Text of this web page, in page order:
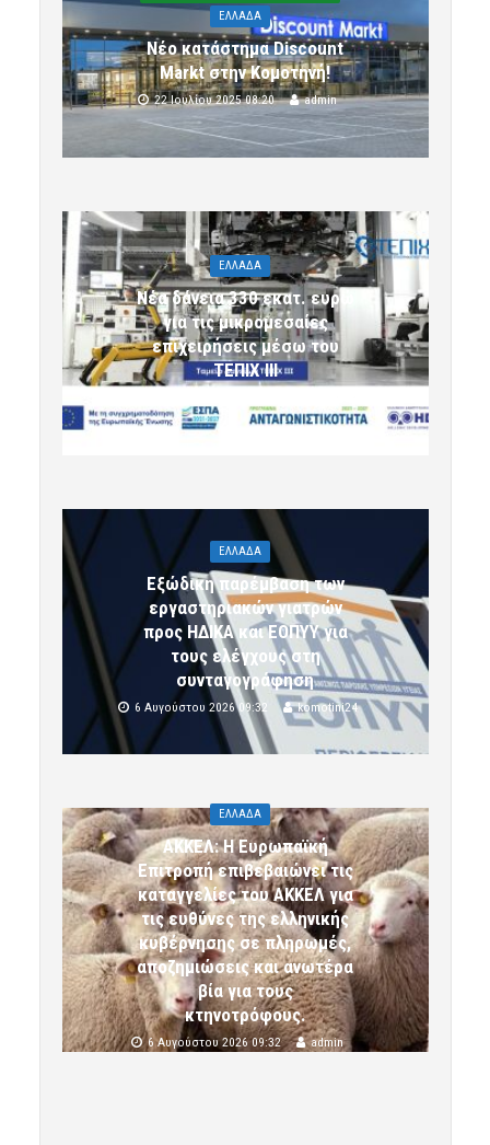
ΕΛΛΑΔΑ
Νέο κατάστημα Discount
Markt στην Κομοτηνή!
22 Ιουλίου 2025 08:20 admin
ΕΛΛΑΔΑ
Νέα δάνεια 330 εκατ. ευρώ
για τις μικρομεσαίες
επιχειρήσεις μέσω του
ΤΕΠΙΧ ΙΙΙ
ΕΛΛΑΔΑ
Εξώδικη παρέμβαση των
εργαστηριακών γιατρών
προς ΗΔΙΚΑ και ΕΟΠΥΥ για
τους ελέγχους στη
συνταγογράφηση
6 Αυγούστου 2026 09:32 komotini24
ΕΛΛΑΔΑ
ΑΚΚΕΛ: Η Ευρωπαϊκή
Επιτροπή επιβεβαιώνει τις
καταγγελίες του ΑΚΚΕΛ για
τις ευθύνες της ελληνικής
κυβέρνησης σε πληρωμές,
αποζημιώσεις και ανωτέρα
βία για τους
κτηνοτρόφους.
6 Αυγούστου 2026 09:32 admin